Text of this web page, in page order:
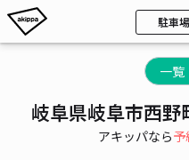
駐車
一覧
岐阜県岐阜市西
アキッパなら予